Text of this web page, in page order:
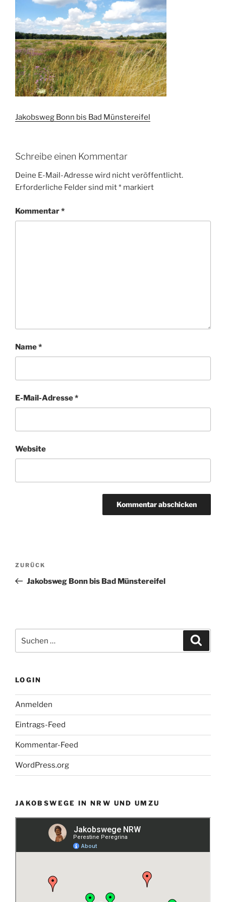
Jakobsweg Bonn bis Bad Münstereifel
Schreibe einen Kommentar
Deine E-Mail-Adresse wird nicht veröffentlicht.
Erforderliche Felder sind mit* markiert
Kommentar*
Name*
E-Mail-Adresse*
Website
Beitragsnavigation
Vorheriger
Beitrag
ZURÜCK
Jakobsweg Bonn bis Bad Münstereifel
nach:
LOGIN
Anmelden
Eintrags-Feed
Kommentar-Feed
WordPress.org
JAKOBSWEGE IN NRW UND UMZU